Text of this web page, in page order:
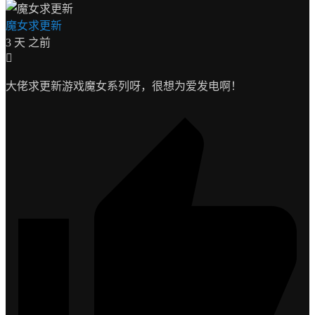
魔女求更新
3 天 之前
大佬求更新游戏魔女系列呀，很想为爱发电啊！